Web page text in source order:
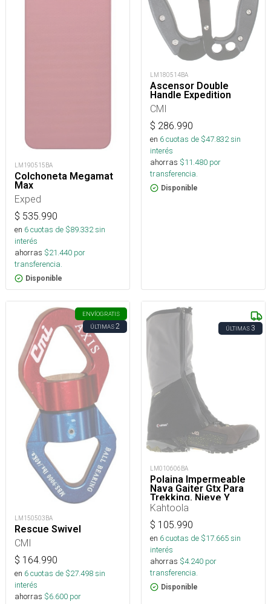
LM190515BA
Colchoneta Megamat
Max
Exped
$ 535.990
en 6cuotas de $89.332sin
interés
ahorras $21.440 por
transferencia.
Disponible
LM180514BA
Ascensor Double
Handle Expedition
CMI
$ 286.990
en 6cuotas de $47.832sin
interés
ahorras $11.480 por
transferencia.
Disponible
ENVÍOGRATIS
ÚLTIMAS2
LM150503BA
Rescue Swivel
CMI
$ 164.990
en 6cuotas de $27.498sin
interés
ahorras $6.600 por
ÚLTIMAS3
LM010606BA
Polaina Impermeable
Nava Gaiter Gtx Para
Trekking, Nieve Y
Montaña
Kahtoola
$ 105.990
en 6cuotas de $17.665sin
interés
ahorras $4.240 por
transferencia.
Disponible